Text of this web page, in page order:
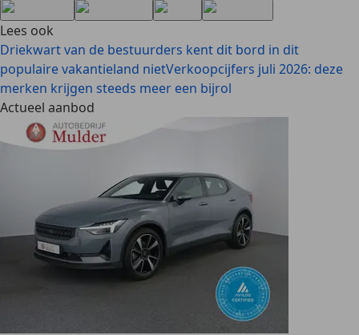
Lees ook
Driekwart van de bestuurders kent dit bord in dit
populaire vakantieland nietVerkoopcijfers juli 2026: deze
merken krijgen steeds meer een bijrol
Actueel aanbod